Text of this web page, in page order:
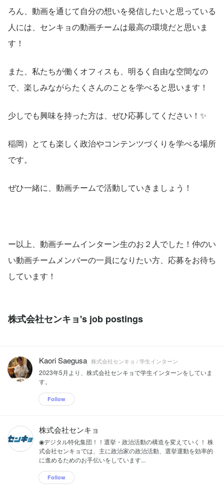
ろん、動画を通じて自分の想いを発信したいと思っている
人には、センキョの動画チームは最高の環境だと思いま
す！
また、私たちが働くオフィスも、明るく自由な空間なの
で、楽しみながらたくさんのことを学べると思います！
少しでも興味を持った方は、ぜひ応募してください！✨
稲岡）とても楽しく政治やコンテンツづくりを学べる場所
です。
ぜひ一緒に、動画チームで活動していきましょう！
ー以上、動画チームインターン生のお２人でした！仲のい
い動画チームメンバーの一員になりたい方、応募をお待ち
しています！
株式会社センキョ's job postings
Kaori Saegusa 株式会社センキョ / 学生インターン
2023年5月より、株式会社センキョで学生インターンをしていま
す。
Follow
株式会社センキョ
◉デジタル特化集団！！選挙・政治活動の構造を変えていく！ 株
式会社センキョでは、主に政治家の政治活動、選挙運動を効率的
に進めるためのお手伝いをしています...
Follow